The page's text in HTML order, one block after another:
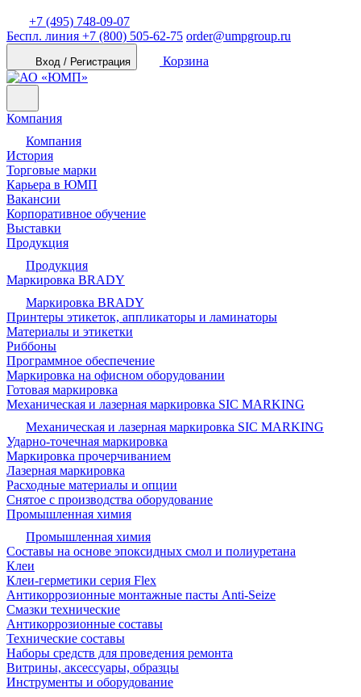
+7 (495) 748-09-07
Беспл. линия +7 (800) 505-62-75 order@umpgroup.ru
Вход / Регистрация Корзина
Компания
Компания
История
Торговые марки
Карьера в ЮМП
Вакансии
Корпоративное обучение
Выставки
Продукция
Продукция
Маркировка BRADY
Маркировка BRADY
Принтеры этикеток, аппликаторы и ламинаторы
Материалы и этикетки
Риббоны
Программное обеспечение
Маркировка на офисном оборудовании
Готовая маркировка
Механическая и лазерная маркировка SIC MARKING
Механическая и лазерная маркировка SIC MARKING
Ударно-точечная маркировка
Маркировка прочерчиванием
Лазерная маркировка
Расходные материалы и опции
Снятое с производства оборудование
Промышленная химия
Промышленная химия
Составы на основе эпоксидных смол и полиуретана
Клеи
Клеи-герметики серия Flex
Антикоррозионные монтажные пасты Anti-Seize
Смазки технические
Антикоррозионные составы
Технические составы
Наборы средств для проведения ремонта
Витрины, аксессуары, образцы
Инструменты и оборудование